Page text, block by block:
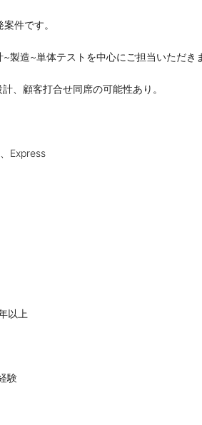
件です。
~製造~単体テストを中心にご担当いただき
、顧客打合せ同席の可能性あり。
Express
以上
験